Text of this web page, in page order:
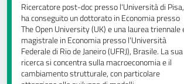
Ricercatore post-doc presso l'Università di Pisa,
ha conseguito un dottorato in Economia presso
The Open University (UK) e una laurea triennale
magistrale in Economia presso l'Università
Federale di Rio de Janeiro (UFRJ), Brasile. La sua
ricerca si concentra sulla macroeconomia e il
cambiamento strutturale, con particolare